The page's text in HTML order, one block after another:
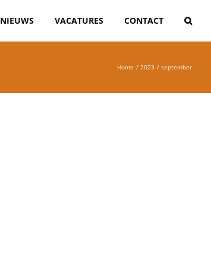
NIEUWS VACATURES CONTACT
Home 2023 september